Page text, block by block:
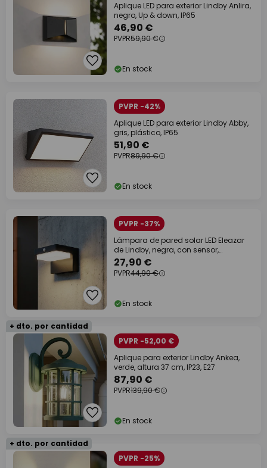
Aplique LED para exterior Lindby Anlira,
negro, Up & down, IP65
46,90 €
PVPR59,90 €
En stock
PVPR -42%
Aplique LED para exterior Lindby Abby,
gris, plástico, IP65
51,90 €
PVPR89,90 €
En stock
PVPR -37%
Lámpara de pared solar LED Eleazar
de Lindby, negra, con sensor,
atenuable
27,90 €
PVPR44,90 €
En stock
+ dto. por cantidad
PVPR -52,00 €
Aplique para exterior Lindby Ankea,
verde, altura 37 cm, IP23, E27
87,90 €
PVPR139,90 €
En stock
+ dto. por cantidad
PVPR -25%